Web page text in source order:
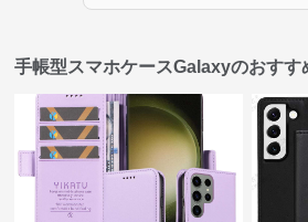
手帳型スマホケースGalaxyのおすす